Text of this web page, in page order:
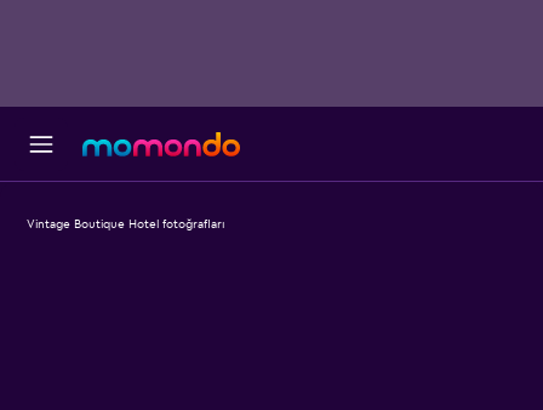
Vintage Boutique Hotel fotoğrafları